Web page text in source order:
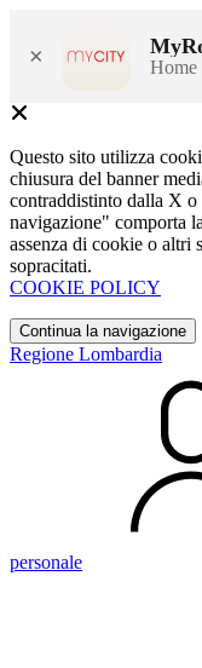
× Home
Questo sito utilizza
chiusura del banner
contraddistinto dalla X
navigazione" comporta
assenza di cookie o altri
sopracitati.
COOKIE POLICY
Continua la navigazione
Regione Lombardia
personale